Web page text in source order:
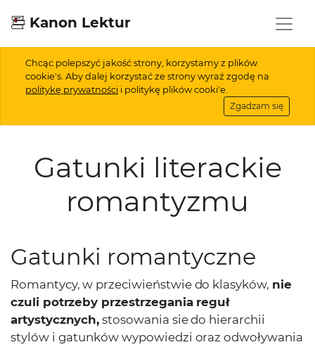
Kanon Lektur
Chcąc polepszyć jakość strony, korzystamy z plików
cookie's. Aby dalej korzystać ze strony wyraź zgodę na
politykę prywatności i politykę plików cooki'e.
Zgadzam się
Gatunki literackie
romantyzmu
Gatunki romantyczne
Romantycy, w przeciwieństwie do klasyków, nie
czuli potrzeby przestrzegania reguł
artystycznych, stosowania sie do hierarchii
stylów i gatunków wypowiedzi oraz odwoływania